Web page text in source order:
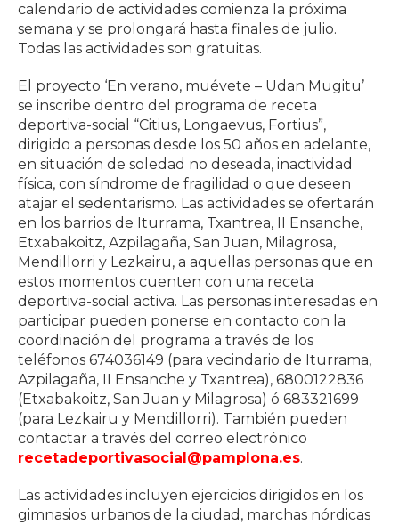
calendario de actividades comienza la próxima
semana y se prolongará hasta finales de julio.
Todas las actividades son gratuitas.
El proyecto ‘En verano, muévete – Udan Mugitu’
se inscribe dentro del programa de receta
deportiva-social “Citius, Longaevus, Fortius”,
dirigido a personas desde los 50 años en adelante,
en situación de soledad no deseada, inactividad
física, con síndrome de fragilidad o que deseen
atajar el sedentarismo. Las actividades se ofertarán
en los barrios de Iturrama, Txantrea, II Ensanche,
Etxabakoitz, Azpilagaña, San Juan, Milagrosa,
Mendillorri y Lezkairu, a aquellas personas que en
estos momentos cuenten con una receta
deportiva-social activa. Las personas interesadas en
participar pueden ponerse en contacto con la
coordinación del programa a través de los
teléfonos 674036149 (para vecindario de Iturrama,
Azpilagaña, II Ensanche y Txantrea), 6800122836
(Etxabakoitz, San Juan y Milagrosa) ó 683321699
(para Lezkairu y Mendillorri). También pueden
contactar a través del correo electrónico
recetadeportivasocial@pamplona.es.
Las actividades incluyen ejercicios dirigidos en los
gimnasios urbanos de la ciudad, marchas nórdicas